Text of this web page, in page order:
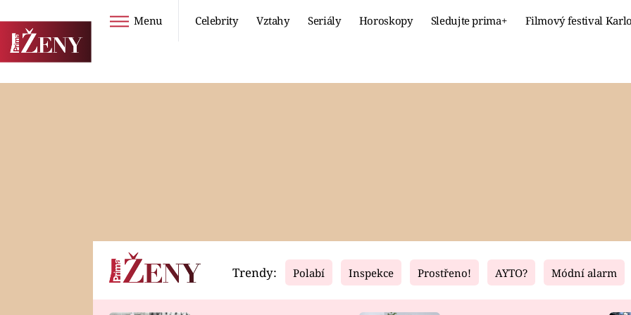
Menu Celebrity Vztahy Seriály Horoskopy Sledujte prima+ Filmový festival
Horoskopy Video Fresh Living
Trendy: Polabí Inspekce Prostřeno! AYTO? Módní alarm